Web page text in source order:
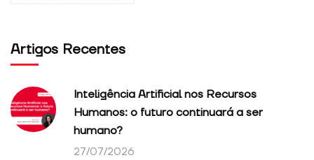
Artigos Recentes
Inteligência Artificial nos Recursos
Humanos: o futuro continuará a ser
humano?
27/07/2026